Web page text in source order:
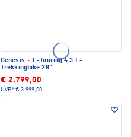
Genesis · E-Touring 4.3 E-
Trekkingbike 28"
€ 2.799,00
UVP* € 3.999,00